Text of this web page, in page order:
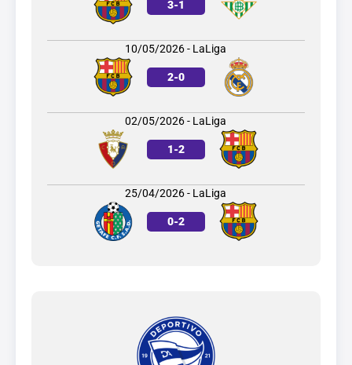
3-1
10/05/2026 - LaLiga
2-0
02/05/2026 - LaLiga
1-2
25/04/2026 - LaLiga
0-2